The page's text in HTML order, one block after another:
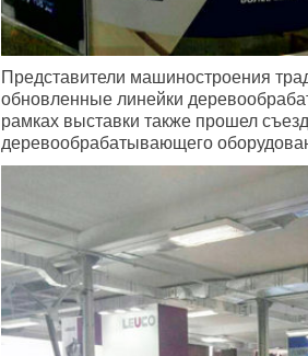
Представители машиностроения
обновленные линейки
рамках выставки также прошел
деревообрабатывающего